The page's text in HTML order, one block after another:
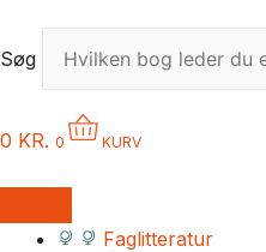
Søg
0 KR. 0 KURV
Faglitteratur